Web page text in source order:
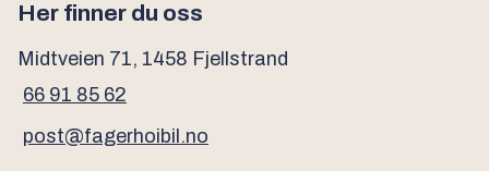
Her finner du oss
Midtveien 71, 1458 Fjellstrand
66 91 85 62
post@fagerhoibil.no